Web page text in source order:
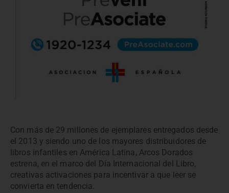
Con más de 29 millones de ejemplares entregados desde
el 2013 y siendo uno de los mayores distribuidores de
libros infantiles en América Latina, Arcos Dorados
estrena, en el marco del Día Internacional del Libro,
creativas activaciones para incentivar a que leer se
convierta en tendencia.